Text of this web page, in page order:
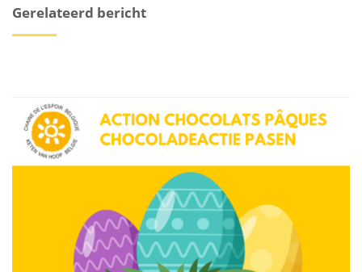
Gerelateerd bericht